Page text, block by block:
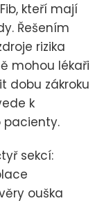
kteří mají
Řešením
rizika
mohou lékaři
dobu zákroku
k
pacienty.
sekcí:
ouška